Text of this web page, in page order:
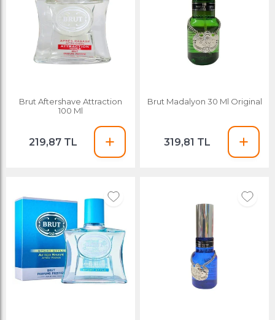
Brut Aftershave Attraction
100 Ml
219,87 TL
Brut Madalyon 30 Ml Original
319,81 TL